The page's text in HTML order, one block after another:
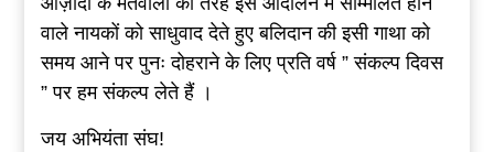
वाले नायकों को साधुवाद देते हुए बलिदान की इसी गाथा को
समय आने पर पुनः दोहराने के लिए प्रति वर्ष ” संकल्प दिवस
” पर हम संकल्प लेते हैं ।
जय अभियंता संघ!